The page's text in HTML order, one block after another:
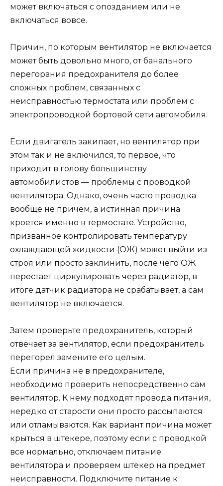
может включаться с опозданием или не
включаться вовсе.
Причин, по которым вентилятор не включается
может быть довольно много, от банального
перегорания предохранителя до более
сложных проблем, связанных с
неисправностью термостата или проблем с
электропроводкой бортовой сети автомобиля.
Если двигатель закипает, но вентилятор при
этом так и не включился, то первое, что
приходит в голову большинству
автомобилистов — проблемы с проводкой
вентилятора. Однако, очень часто проводка
вообще не причем, а истинная причина
кроется именно в термостате. Устройство,
призванное контролировать температуру
охлаждающей жидкости (ОЖ) может выйти из
строя или просто заклинить, после чего ОЖ
перестает циркулировать через радиатор, в
итоге датчик радиатора не срабатывает, а сам
вентилятор не включается.
Затем проверьте предохранитель, который
отвечает за вентилятор, если предохранитель
перегорел замените его целым.
Если причина не в предохранителе,
необходимо проверить непосредственно сам
вентилятор. К нему подходят провода питания,
нередко от старости они просто рассыпаются
или отламываются. Как вариант причина может
крыться в штекере, поэтому если с проводкой
все нормально, отключаем питание
вентилятора и проверяем штекер на предмет
неисправности. Подключите питание к